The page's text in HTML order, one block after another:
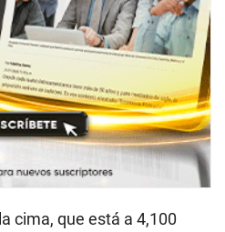
cima, que está a 4,100